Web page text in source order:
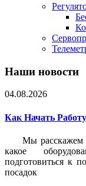
Наши новости
04.08.2026
Как Начать
Мы расскажем
какое
подготовиться к
посадок